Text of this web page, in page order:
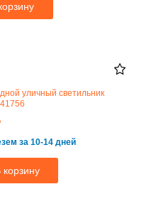
уличный светильник
за 10-14 дней
корзину